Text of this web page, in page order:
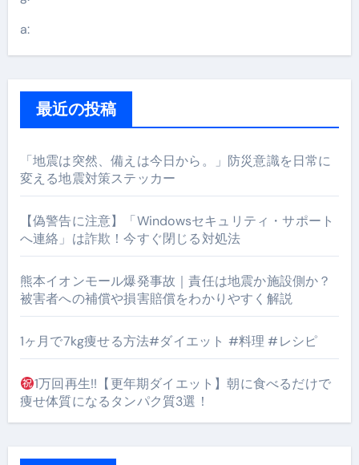
a:
最近の投稿
「地震は突然、備えは今日から。」防災意識を日常に
変える地震対策ステッカー
【偽警告に注意】「Windowsセキュリティ・サポート
へ連絡」は詐欺！今すぐ閉じる対処法
熊本イオンモール爆発事故｜責任は地震か施設側か？
被害者への補償や損害賠償をわかりやすく解説
1ヶ月で7kg痩せる方法#ダイエット #料理 #レシピ
1万回再生!!【更年期ダイエット】朝に食べるだけで
痩せ体質になるタンパク質3選！